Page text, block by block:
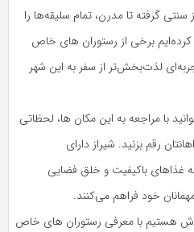
گرفته تا مدرن، تمام سلیقه‌ها را
برخی از رستوران های خاص
لذت‌بخش‌تر از سفر به این شهر
با مراجعه به این مکان ها، لحظاتی
رقم بزنید. شیراز دارای
غذاهای باکیفیت و خلق فضایی
خود فراهم می‌کنند.
هستیم با معرفی رستوران های خاص